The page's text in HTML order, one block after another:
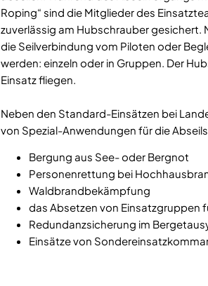
Roping“ sind die Mitglieder des
zuverlässig am Hubschrauber gesichert.
die Seilverbindung vom Piloten oder
werden: einzeln oder in Gruppen. Der
Einsatz fliegen.
Neben den Standard-Einsätzen bei
von Spezial-Anwendungen für die
Bergung aus See- oder Bergnot
Personenrettung bei
Waldbrandbekämpfung
das Absetzen von Einsatzgruppen
Redundanzsicherung im
Einsätze von